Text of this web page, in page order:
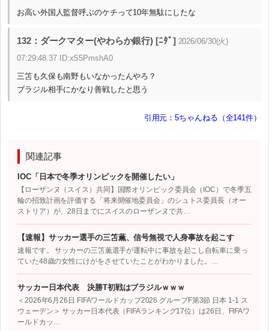
お高い外国人監督呼ぶのケチって10年無駄にしたな
132：ダークマター(やわらか銀行) [ﾆﾀﾞ] 2026/06/30(火)
07:29:48.37 ID:xS5PmshA0
三笘も久保も南野もいなかったんやろ？
ブラジル相手にかなり善戦したと思う
引用元：5ちゃんねる（全141件）
関連記事
IOC「日本で冬季オリンピックを開催したい」
【ローザンヌ（スイス）共同】国際オリンピック委員会（IOC）で冬季五
輪の招致計画を評価する「将来開催地委員会」のシュトス委員長（オー
ストリア）が、28日までにスイスのローザンヌで共…
【速報】サッカー選手の三笘薫、信号無視で人身事故を起こす
速報です。 サッカーの三笘薫選手が運転中に事故を起こし自転車に乗っ
ていた48歳の女性にけがをさせていたことがわかりました。…
サッカー日本代表 決勝T初戦はブラジルｗｗｗ
＜2026年6月26日 FIFAワールドカップ2026 グループF第3節 日本 1-1 ス
ウェーデン＞ サッカー日本代表（FIFAランキング17位）は26日、FIFAワ
ールドカッ…